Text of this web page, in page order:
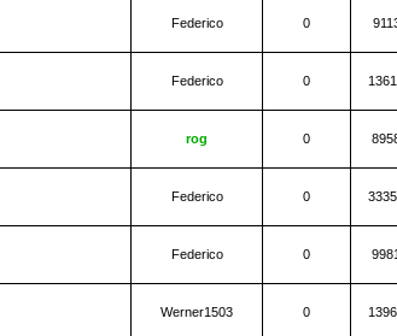
Federico 0
Federico 0
rog 0
Federico 0
Federico 0 9981
Werner1503 0